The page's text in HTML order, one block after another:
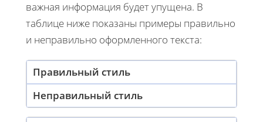
важная информация будет упущена. В
таблице ниже показаны примеры правильно
и неправильно оформленного текста:
Правильный стиль
Неправильный стиль